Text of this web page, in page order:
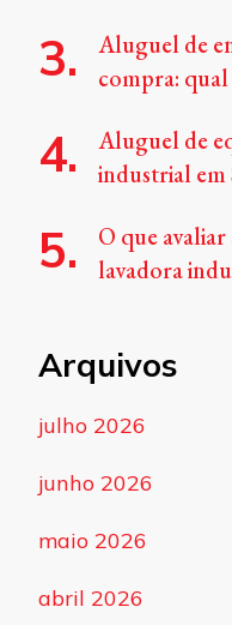
Aluguel de
compra: qual
Aluguel de
industrial em
O que
lavadora
Arquivos
julho 2026
junho 2026
maio 2026
abril 2026